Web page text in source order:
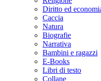
Diritto ed
Caccia
Natura
Biografie
Narrativa
Bambini e ragazzi
E-Books
Libri di testo
Collane